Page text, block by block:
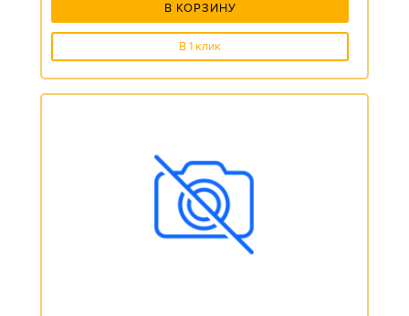
В КОРЗИНУ
В 1 клик